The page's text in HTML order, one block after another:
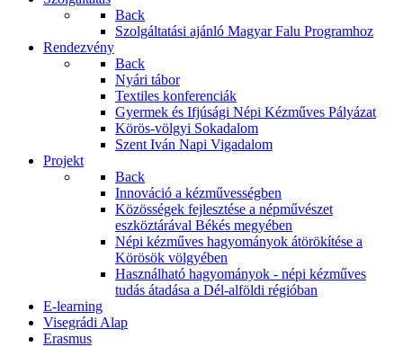
Back
Szolgáltatási ajánló Magyar Falu Programhoz
Rendezvény
Back
Nyári tábor
Textiles konferenciák
Gyermek és Ifjúsági Népi Kézműves Pályázat
Körös-völgyi Sokadalom
Szent Iván Napi Vigadalom
Projekt
Back
Innováció a kézművességben
Közösségek fejlesztése a népművészet
eszköztárával Békés megyében
Népi kézműves hagyományok átörökítése a
Körösök völgyében
Használható hagyományok - népi kézműves
tudás átadása a Dél-alföldi régióban
E-learning
Visegrádi Alap
Erasmus